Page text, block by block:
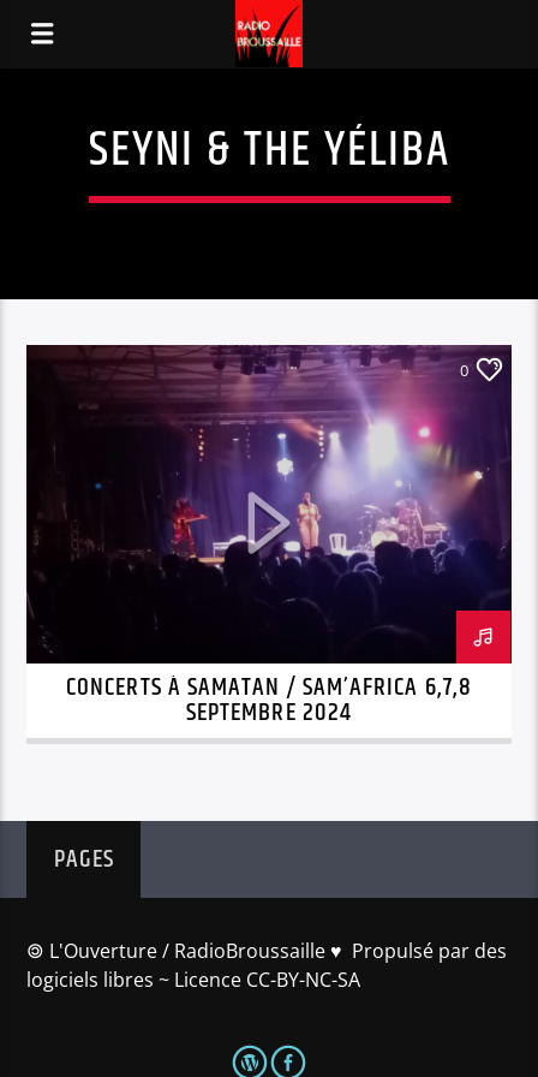
SEYNI & THE YÉLIBA
0
CONCERTS À SAMATAN / SAM’AFRICA 6,7,8
SEPTEMBRE 2024
PAGES
🄯 L'Ouverture / RadioBroussaille ♥️ Propulsé par des
logiciels libres ~ Licence CC-BY-NC-SA